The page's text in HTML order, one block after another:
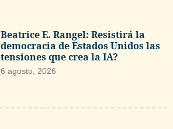
Beatrice E. Rangel: Resistirá la
democracia de Estados Unidos las
tensiones que crea la IA?
6 agosto, 2026